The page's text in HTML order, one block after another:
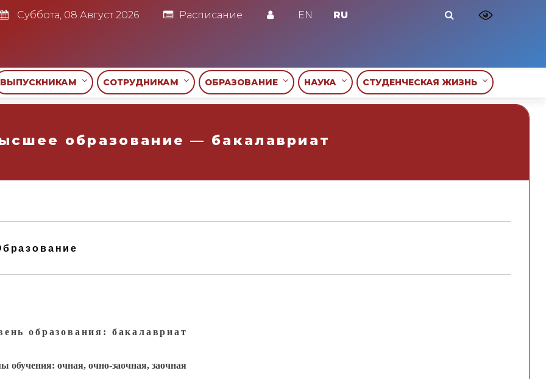
Суббота, 08 Август 2026 Расписание EN RU
ВЫПУСКНИКАМ СОТРУДНИКАМ ОБРАЗОВАНИЕ НАУКА СТУДЕНЧЕСКАЯ ЖИЗНЬ
образование — бакалавриат
образования: бакалавриат
обучения: очная, очно-заочная, заочная